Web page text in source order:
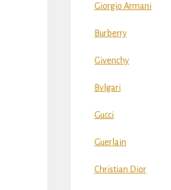
Giorgio Armani
Burberry
Givenchy
Bvlgari
Gucci
Guerlain
Christian Dior